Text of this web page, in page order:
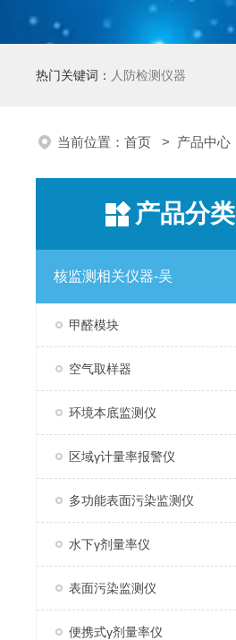
热门关键词： 人防检测仪器
当前位置： 首页 > 产品中心
产品分类
核监测相关仪器-吴
甲醛模块
空气取样器
环境本底监测仪
区域γ计量率报警仪
多功能表面污染监测仪
水下γ剂量率仪
表面污染监测仪
便携式γ剂量率仪